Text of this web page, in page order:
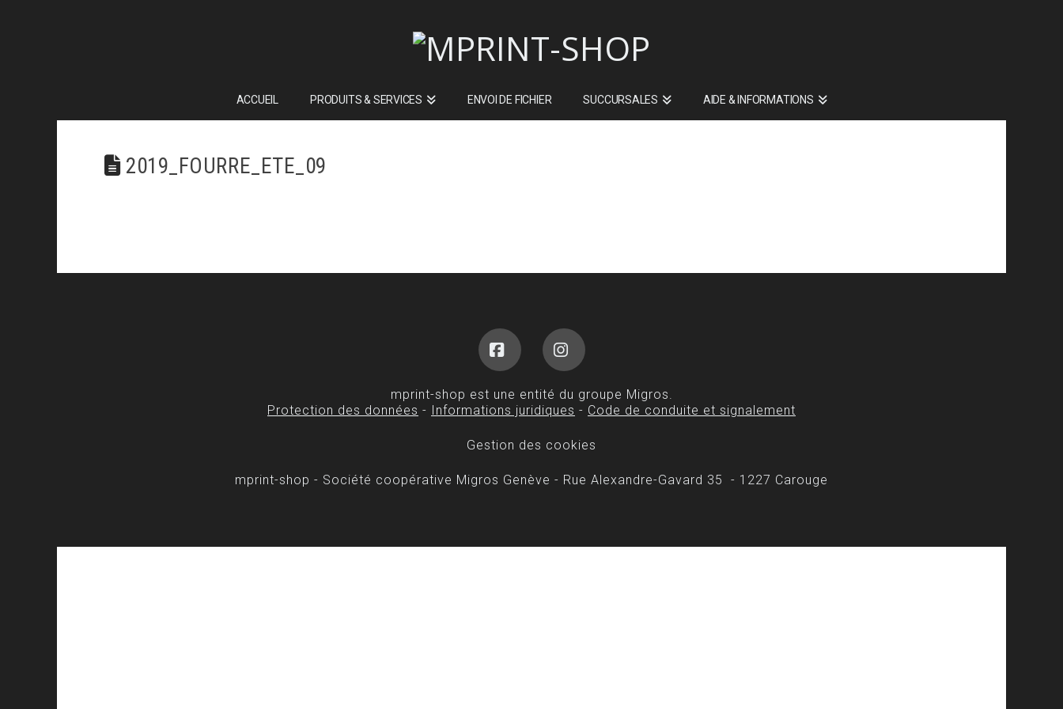
ACCUEIL PRODUITS & SERVICES ENVOI DE FICHIER SUCCURSALES AIDE & INFORMATIONS
2019_FOURRE_ETE_09
FacebookInstagram
mprint-shop est une entité du groupe Migros.
Protection des données - Informations juridiques - Code de conduite et signalement
Gestion des cookies
mprint-shop - Société coopérative Migros Genève - Rue Alexandre-Gavard 35 - 1227 Carouge